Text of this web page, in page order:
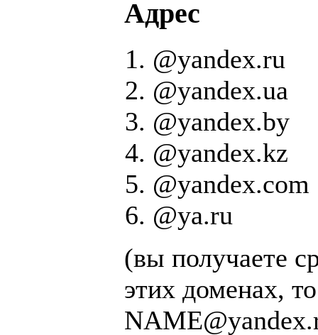
Адрес
@yandex.ru
@yandex.ua
@yandex.by
@yandex.kz
@yandex.com
@ya.ru
(вы получаете
этих доменах,